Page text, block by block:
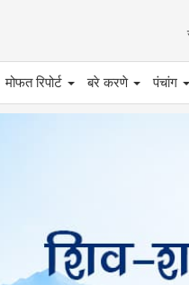
मोफत रिपोर्ट बरे करणे पंचांग